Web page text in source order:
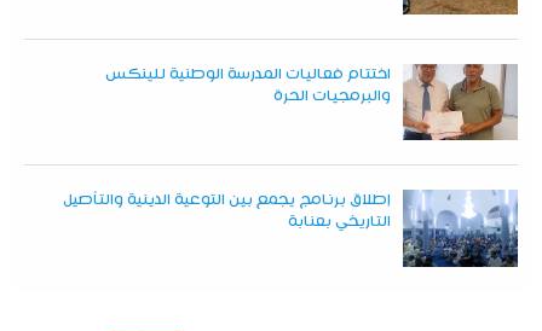
اختتام فعاليات المدرسة الوطنية للينكس
والبرمجيات الحرة
إطلاق برنامج يجمع بين التوعية الدينية والتأصيل
التاريخي بعنابة